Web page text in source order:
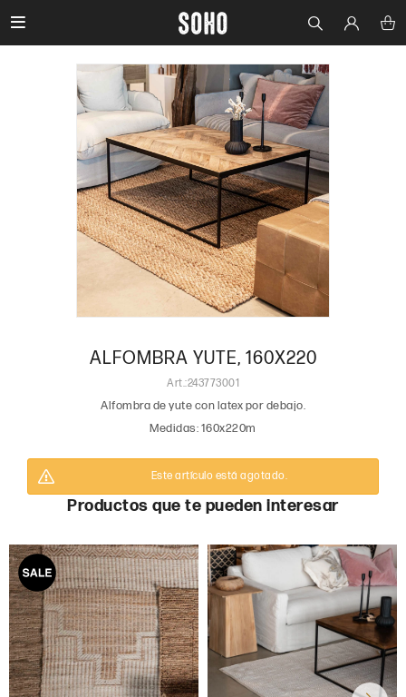

ALFOMBRA YUTE, 160X220
243773001
Alfombra de yute con latex por debajo.
Medidas: 160x220m
Este artículo está agotado.
Productos que te pueden interesar